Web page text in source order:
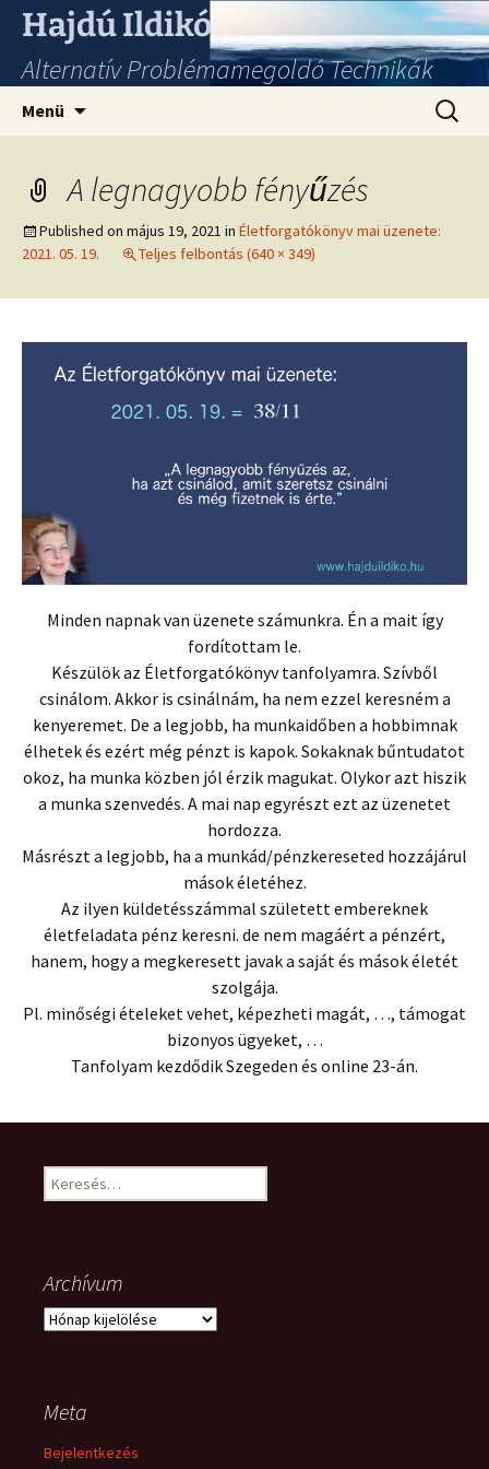
Hajdú Ildikó
Alternatív Problémamegoldó Technikák
Menü
A legnagyobb fényűzés
Published on május 19, 2021 in Életforgatókönyv mai üzenete:
2021. 05. 19.
Teljes felbontás (640 × 349)
Minden napnak van üzenete számunkra. Én a mait így
fordítottam le.
Készülök az Életforgatókönyv tanfolyamra. Szívből
csinálom. Akkor is csinálnám, ha nem ezzel keresném a
kenyeremet. De a legjobb, ha munkaidőben a hobbimnak
élhetek és ezért még pénzt is kapok. Sokaknak bűntudatot
okoz, ha munka közben jól érzik magukat. Olykor azt hiszik
a munka szenvedés. A mai nap egyrészt ezt az üzenetet
hordozza.
Másrészt a legjobb, ha a munkád/pénzkereseted hozzájárul
mások életéhez.
Az ilyen küldetésszámmal született embereknek
életfeladata pénz keresni. de nem magáért a pénzért,
hanem, hogy a megkeresett javak a saját és mások életét
szolgája.
Pl. minőségi ételeket vehet, képezheti magát, …, támogat
bizonyos ügyeket, …
Tanfolyam kezdődik Szegeden és online 23-án.
Keresés:
Archívum
Archívum
Meta
Bejelentkezés